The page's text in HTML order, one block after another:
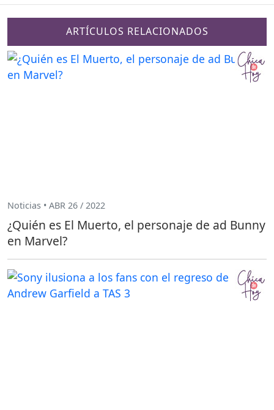
ARTÍCULOS RELACIONADOS
Noticias • ABR 26 / 2022
¿Quién es El Muerto, el personaje de ad Bunny
en Marvel?